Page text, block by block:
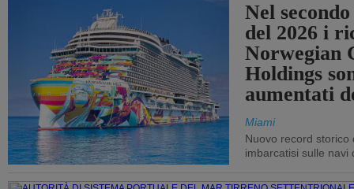
Nel
del 2026 i
Norwegian
Holdings
aumentati
Miami
Nuovo record storico
imbarcatisi sulle navi